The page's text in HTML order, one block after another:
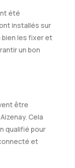
été
installés sur
les fixer et
un bon
être
Cela
qualifié pour
et